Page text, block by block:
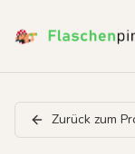
Zurück zum